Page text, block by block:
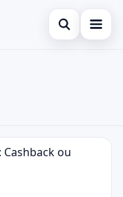
Abrir busca
para fechar.